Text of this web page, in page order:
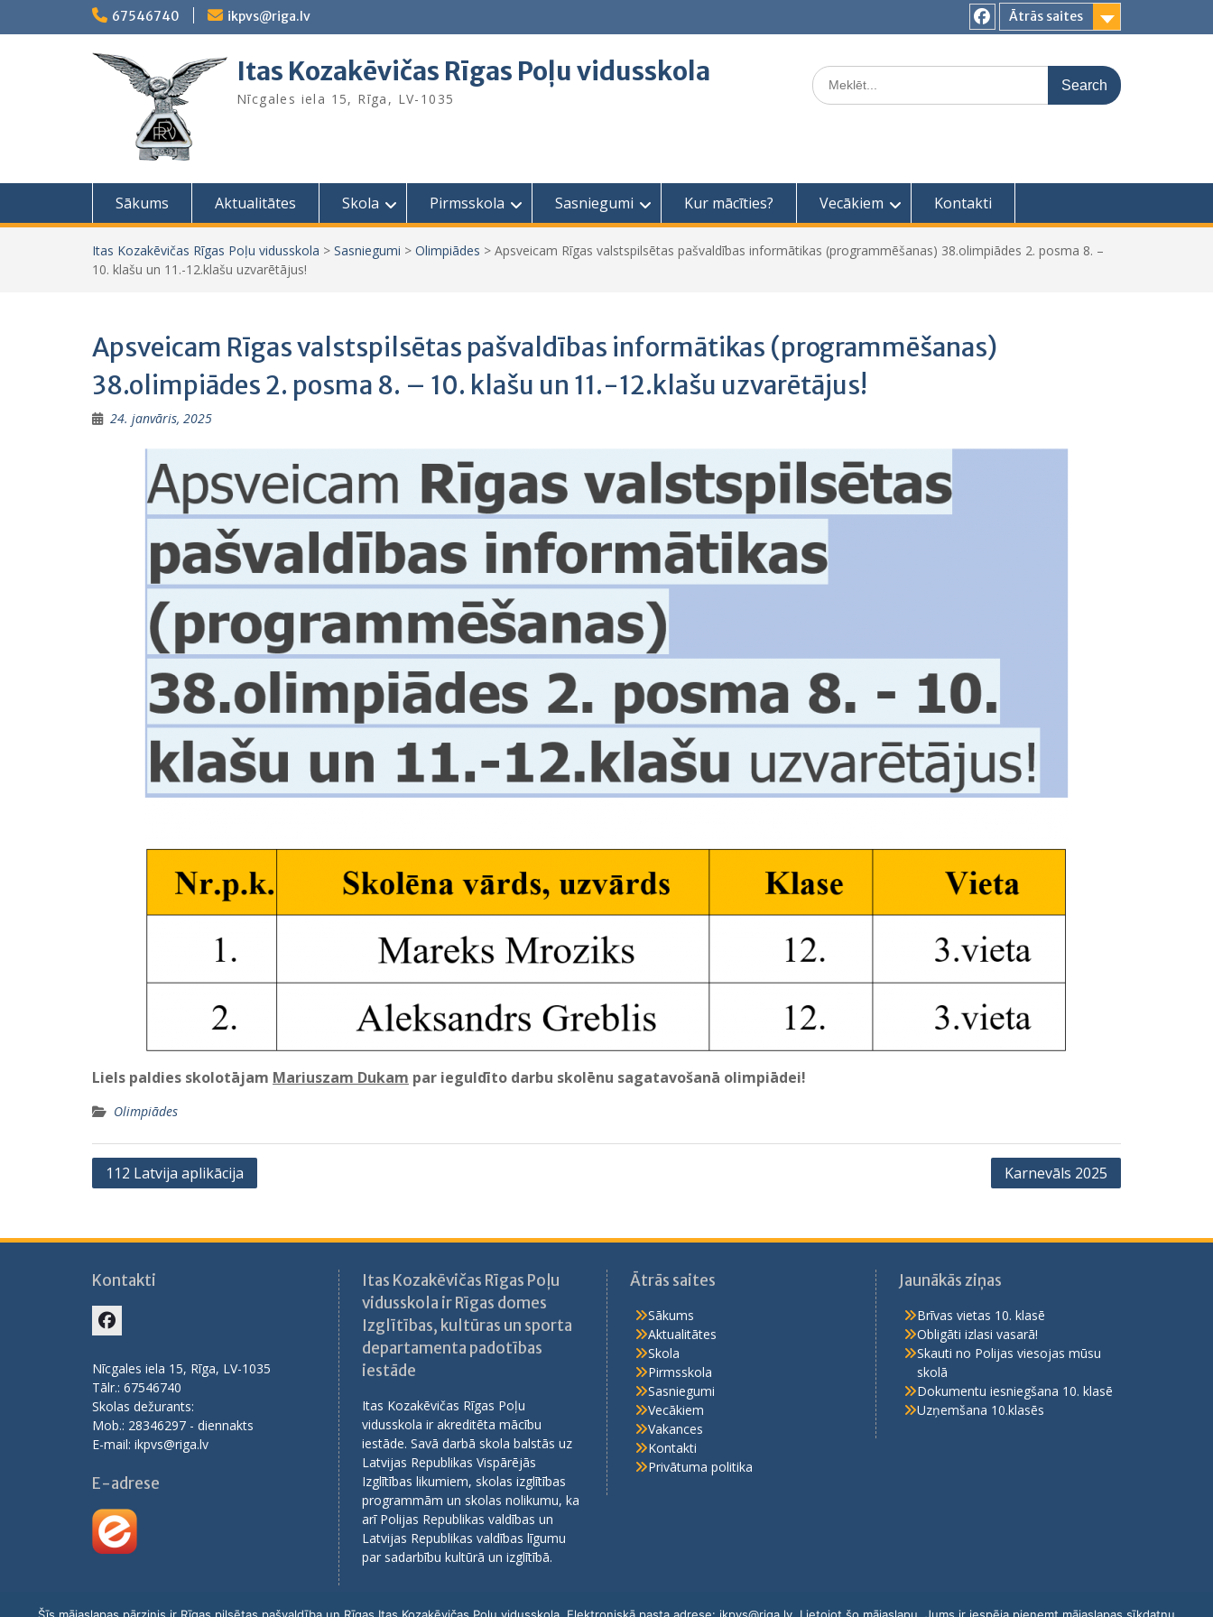
67546740 ikpvs@riga.lv
Ātrās saites
Facebook
Itas Kozakēvičas Rīgas Poļu vidusskola
Nīcgales iela 15, Rīga, LV-1035
Search
for:
Sākums Aktualitātes Skola Pirmsskola Sasniegumi Kur mācīties? Vecākiem Kontakti
Itas Kozakēvičas Rīgas Poļu vidusskola > Sasniegumi > Olimpiādes > Apsveicam Rīgas valstspilsētas pašvaldības informātikas (programmēšanas) 38.olimpiādes 2. posma 8. –
10. klašu un 11.-12.klašu uzvarētājus!
Apsveicam Rīgas valstspilsētas pašvaldības informātikas (programmēšanas)
38.olimpiādes 2. posma 8. – 10. klašu un 11.-12.klašu uzvarētājus!
24. janvāris, 2025
Liels paldies skolotājam Mariuszam Dukam par ieguldīto darbu skolēnu sagatavošanā olimpiādei!
Olimpiādes
Ziņu
112 Latvija aplikācija Karnevāls 2025
Kontakti
Nīcgales iela 15, Rīga, LV-1035
Tālr.: 67546740
Skolas dežurants:
Mob.: 28346297 - diennakts
E-mail: ikpvs@riga.lv
E-adrese
Itas Kozakēvičas Rīgas Poļu
vidusskola ir Rīgas domes
Izglītības, kultūras un sporta
departamenta padotības
iestāde
Itas Kozakēvičas Rīgas Poļu
vidusskola ir akreditēta mācību
iestāde. Savā darbā skola balstās uz
Latvijas Republikas Vispārējās
Izglītības likumiem, skolas izglītības
programmām un skolas nolikumu, ka
arī Polijas Republikas valdības un
Latvijas Republikas valdības līgumu
par sadarbību kultūrā un izglītībā.
Ātrās saites
Sākums
Aktualitātes
Skola
Pirmsskola
Sasniegumi
Vecākiem
Vakances
Kontakti
Privātuma politika
Jaunākās ziņas
Brīvas vietas 10. klasē
Obligāti izlasi vasarā!
Skauti no Polijas viesojas mūsu
skolā
Dokumentu iesniegšana 10. klasē
Uzņemšana 10.klasēs